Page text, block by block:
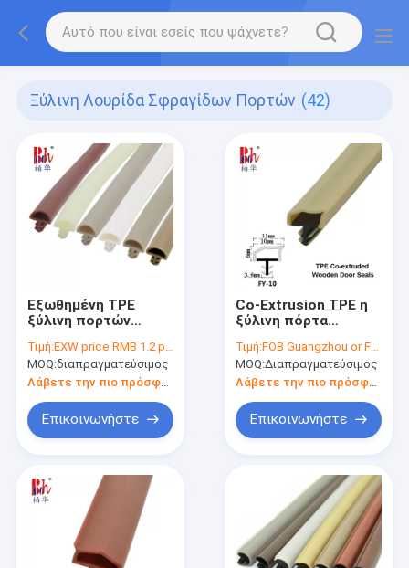
Ξύλινη Λουρίδα Σφραγίδων Πορτών (42)
Εξωθημένη TPE
ξύλινη πορτών
λουρίδων
παραθύρων υγιής
μόνωση Dustproof
Weatherstrips
σφραγίδων πλαισίων
λαστιχένια
Τιμή:EXW price RMB 1.2 per meter
MOQ:διαπραγματεύσιμος
Λάβετε την πιο πρόσφατη τιμή
Επικοινωνήστε
Co-Extrusion TPE η
ξύλινη πόρτα
σφραγίζοντας
λουρίδες κίτρινο
λαστιχένιο
Weatherstrips
Τιμή:FOB Guangzhou or Foshan price US$0.25 per meter
MOQ:Διαπραγματεύσιμος
Επικοινωνήστε